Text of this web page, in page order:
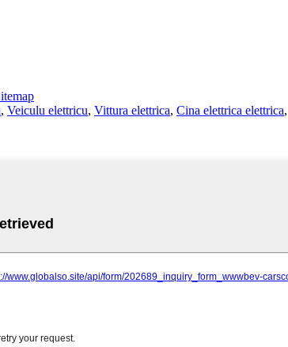
, Veiculu elettricu, Vittura elettrica, Cina elettrica elettrica,